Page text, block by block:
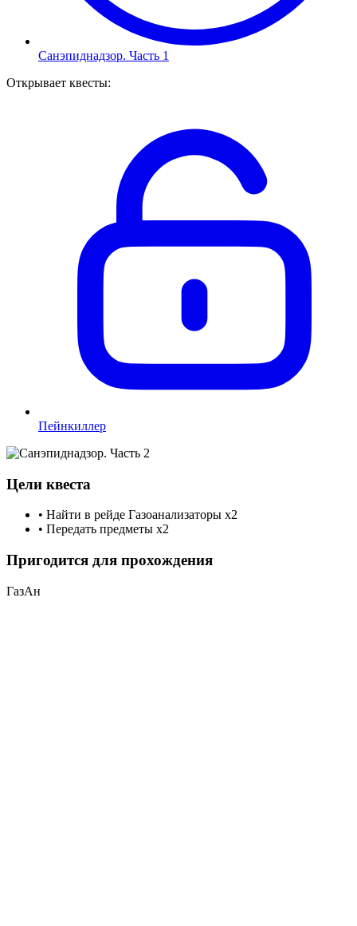
Санэпиднадзор. Часть 1
Открывает квесты:
Пейнкиллер
Цели квеста
• Найти в рейде Газоанализаторы x2
• Передать предметы x2
Пригодится для прохождения
ГазАн